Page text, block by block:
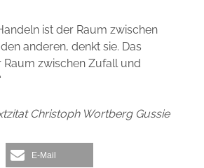
ist der Raum zwischen
anderen, denkt sie. Das
Raum zwischen Zufall und
Christoph Wortberg Gussie
E-Mail